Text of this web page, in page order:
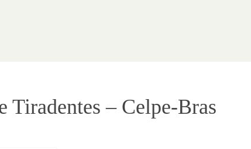
Tiradentes – Celpe-Bras